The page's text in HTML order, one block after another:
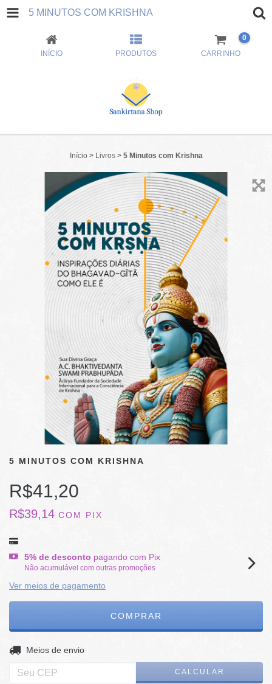
5 MINUTOS COM KRISHNA
INÍCIO PRODUTOS CARRINHO
0
Início > Livros > 5 Minutos com Krishna
5 MINUTOS COM KRISHNA
R$41,20
R$39,14 COM PIX
5% de desconto pagando com Pix
Não acumulável com outras promoções
Ver meios de pagamento
Entregas para o CEP:
Meios de envio
CALCULAR